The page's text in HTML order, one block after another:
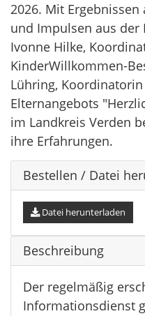
2026. Mit Ergebnissen
und Impulsen aus der
Ivonne Hilke,
KinderWillkommen-
Lühring,
Elternangebots
im Landkreis Verden
ihre Erfahrungen.
Bestellen / Datei
Datei herunterladen
Beschreibung
Der regelmäßig
Informationsdienst